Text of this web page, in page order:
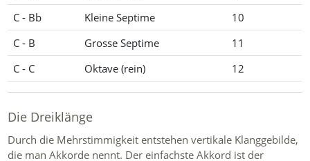
C - Bb
Kleine Septime
10
C - B
Grosse Septime
11
C - C
Oktave (rein) 12
Die Dreiklänge
Durch die Mehrstimmigkeit entstehen vertikale Klanggebilde,
die man Akkorde nennt. Der einfachste Akkord ist der